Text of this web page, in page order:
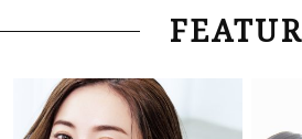
Fashion 2026.7.27
蛯原さんも誕生日に購